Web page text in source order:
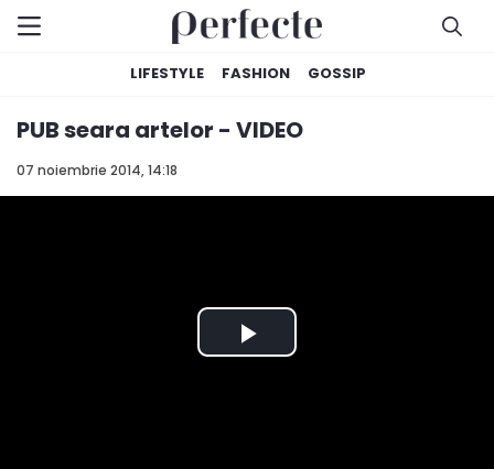
LIFESTYLE FASHION GOSSIP
07 noiembrie 2014, 14:18
PUB seara artelor - VIDEO